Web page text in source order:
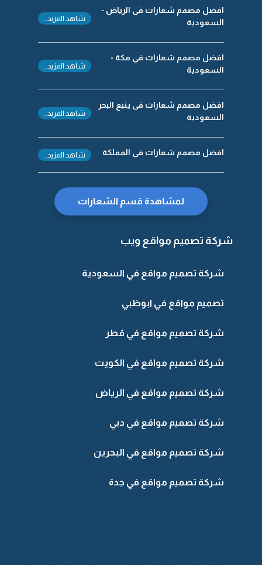
افضل مصمم شعارات فى الرياض -
السعودية
شاهد المزيد..
افضل مصمم شعارات في مكة -
السعودية
شاهد المزيد..
افضل مصمم شعارات فى ينبع البحر
السعودية
شاهد المزيد..
افضل مصمم شعارات فى المملكة شاهد المزيد..
لمشاهدة قسم الشعارات
شركة تصميم مواقع ويب
شركة تصميم مواقع في السعودية
تصميم مواقع في ابوظبي
شركة تصميم مواقع في قطر
شركة تصميم مواقع في الكويت
شركة تصميم مواقع في الرياض
شركة تصميم مواقع في دبي
شركة تصميم مواقع في البحرين
شركة تصميم مواقع في جدة